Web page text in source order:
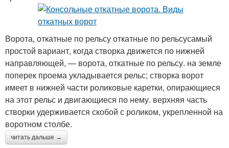
Ворота, откатные по рельсу откатные по рельсусамый
простой вариант, когда створка движется по нижней
направляющей, — ворота, откатные по рельсу. на земле
поперек проема укладывается рельс; створка ворот
имеет в нижней части роликовые каретки, опирающиеся
на этот рельс и двигающиеся по нему. верхняя часть
створки удерживается скобой с роликом, укрепленной на
воротном столбе.
читать дальше →